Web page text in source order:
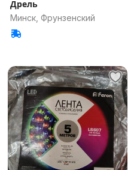
Дрель
Минск, Фрунзенский